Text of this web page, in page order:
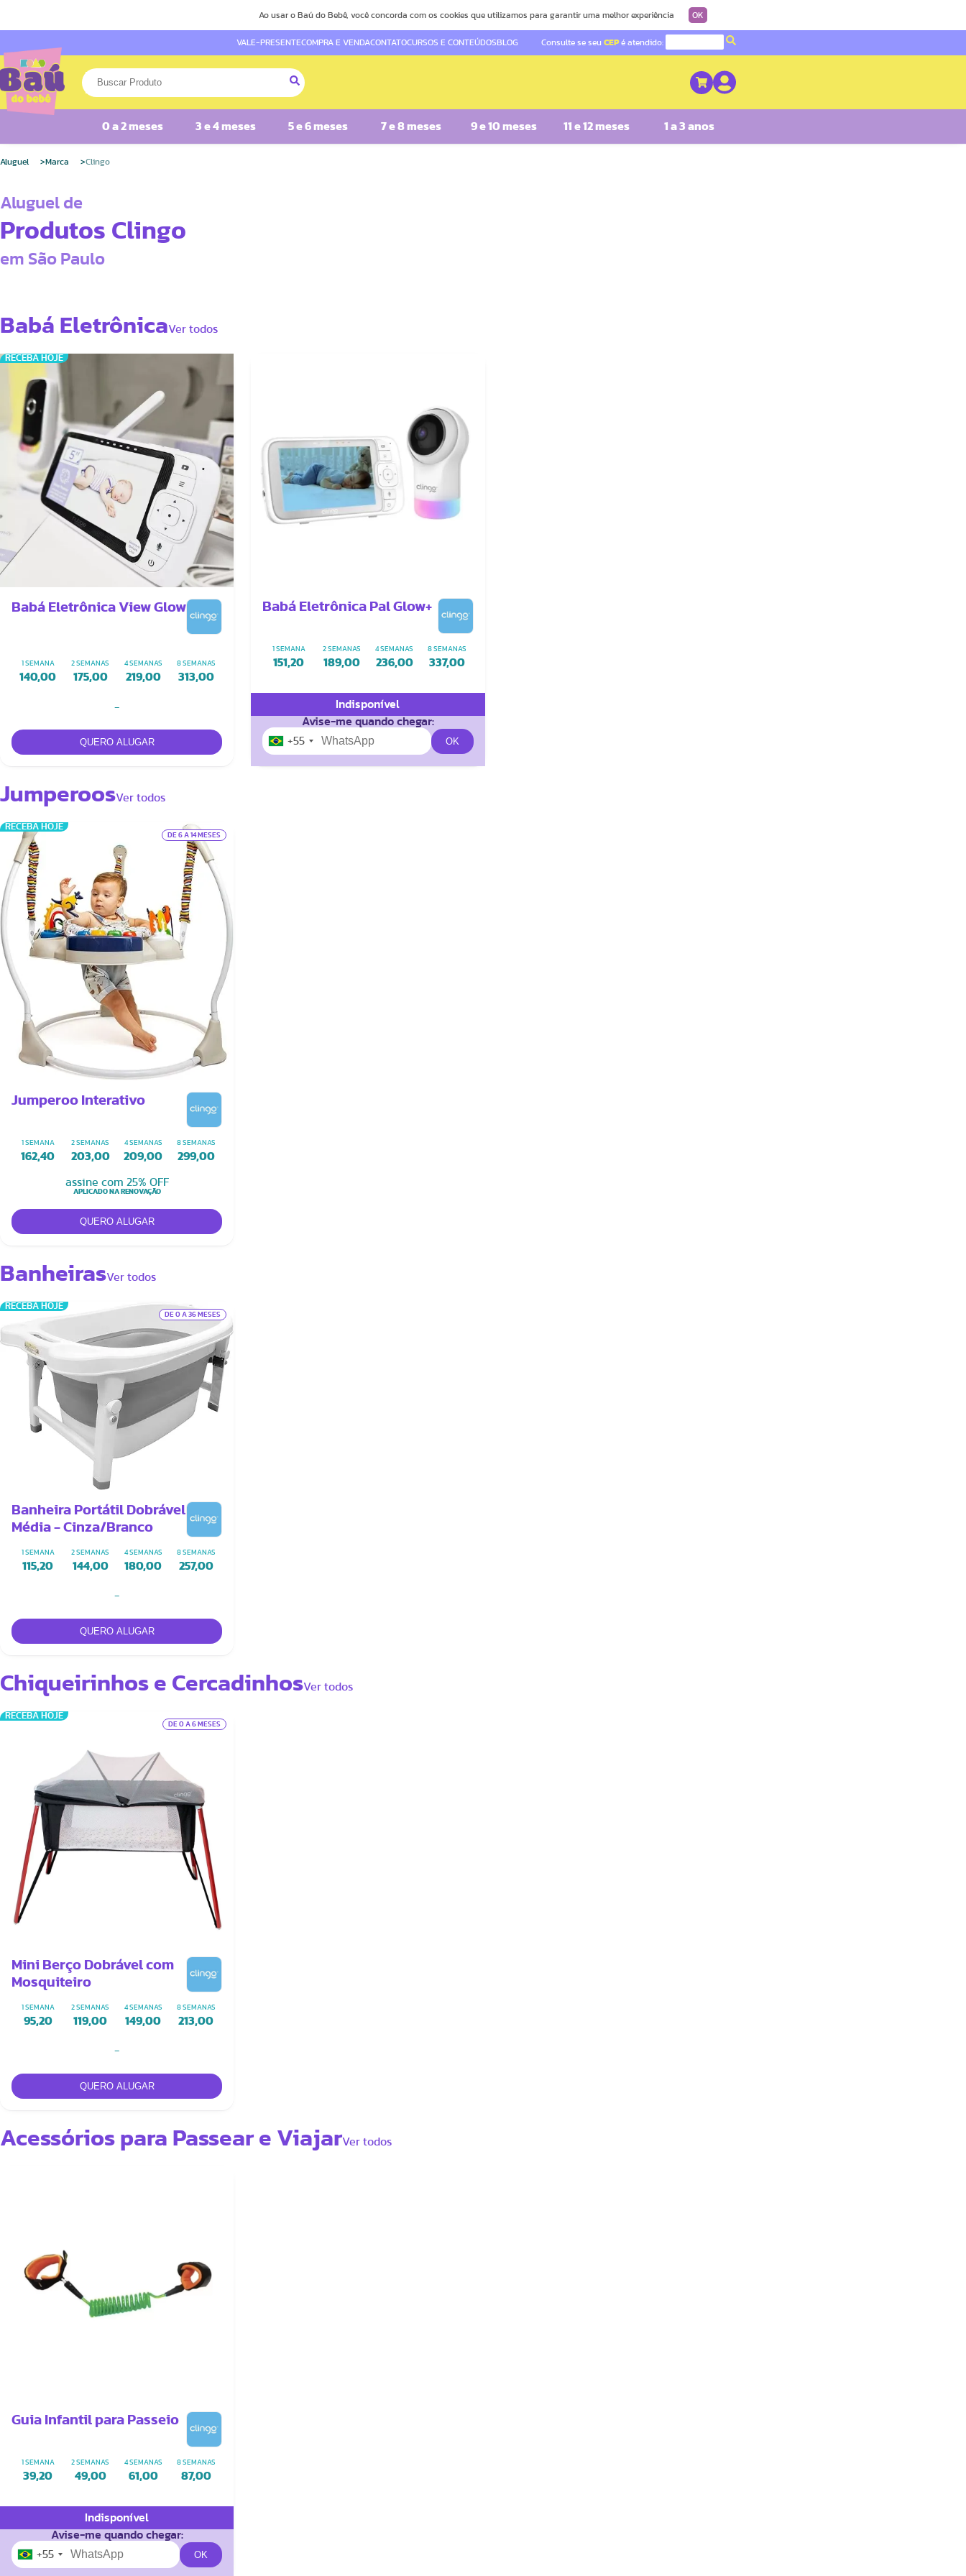
Ao usar o Baú do Bebê, você concorda com os cookies que utilizamos para garantir uma melhor experiência OK
VALE-PRESENTECOMPRA E VENDACONTATOCURSOS E CONTEÚDOSBLOG Consulte se seu CEPé atendido:
0 a 2 meses 3 e 4 meses 5 e 6 meses 7 e 8 meses 9 e 10 meses 11 e 12 meses 1 a 3 anos
Aluguel Marca Clingo
Aluguel de
Produtos Clingo
em São Paulo
Babá EletrônicaVer todos
RECEBA HOJE
Babá Eletrônica View Glow
1 SEMANA
140,00
2 SEMANAS
175,00
4 SEMANAS
219,00
8 SEMANAS
313,00
-
Babá Eletrônica Pal Glow+
1 SEMANA
151,20
2 SEMANAS
189,00
4 SEMANAS
236,00
8 SEMANAS
337,00
Indisponível
Avise-me quando chegar:
+55
JumperoosVer todos
RECEBA HOJE
DE 6 A 14 MESES
Jumperoo Interativo
1 SEMANA
162,40
2 SEMANAS
203,00
4 SEMANAS
209,00
8 SEMANAS
299,00
assine com 25% OFF
APLICADO NA RENOVAÇÃO
BanheirasVer todos
RECEBA HOJE
DE 0 A 36 MESES
Banheira Portátil Dobrável
Média - Cinza/Branco
1 SEMANA
115,20
2 SEMANAS
144,00
4 SEMANAS
180,00
8 SEMANAS
257,00
-
Chiqueirinhos e CercadinhosVer todos
RECEBA HOJE
DE 0 A 6 MESES
Mini Berço Dobrável com
Mosquiteiro
1 SEMANA
95,20
2 SEMANAS
119,00
4 SEMANAS
149,00
8 SEMANAS
213,00
-
Acessórios para Passear e ViajarVer todos
Guia Infantil para Passeio
1 SEMANA
39,20
2 SEMANAS
49,00
4 SEMANAS
61,00
8 SEMANAS
87,00
Indisponível
Avise-me quando chegar:
+55